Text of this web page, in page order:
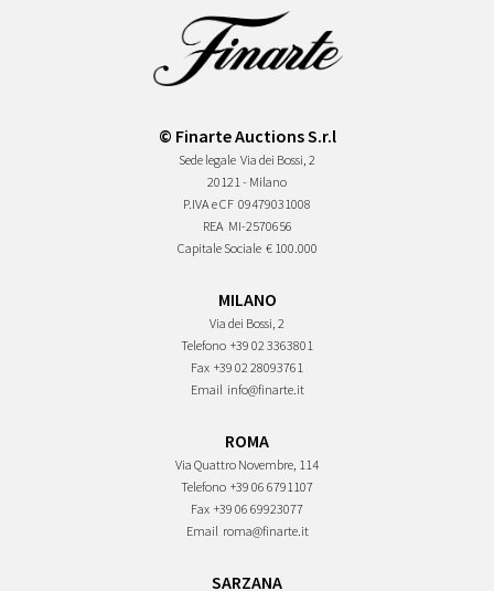
© Finarte Auctions S.r.l
Sede legale Via dei Bossi, 2
20121 - Milano
P.IVA e CF 09479031008
REA MI-2570656
Capitale Sociale € 100.000
MILANO
Via dei Bossi, 2
Telefono +39 02 3363801
Fax +39 02 28093761
Email info@finarte.it
ROMA
Via Quattro Novembre, 114
Telefono +39 06 6791107
Fax +39 06 69923077
Email roma@finarte.it
SARZANA